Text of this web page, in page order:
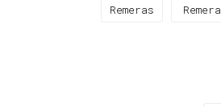
Remeras
Remera